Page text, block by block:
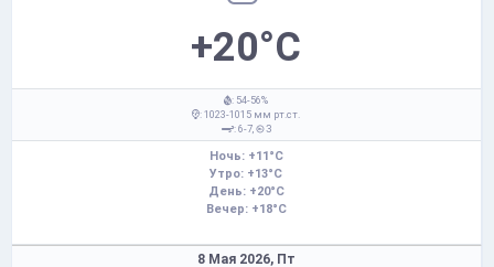
+20°C
: 54-56%
: 1023-1015 мм рт.ст.
: 6-7,
З
Ночь: +11°C
Утро: +13°C
День: +20°C
Вечер: +18°C
8 Мая 2026, Пт